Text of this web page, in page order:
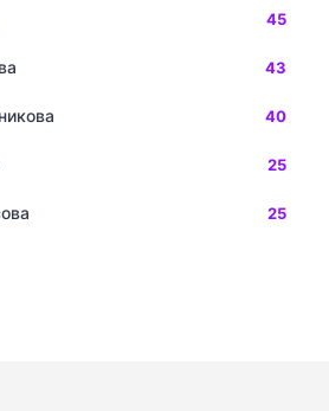
45
43
40
25
25